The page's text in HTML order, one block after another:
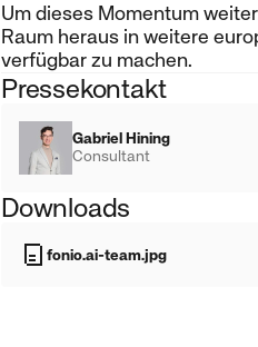
Um dieses Momentum
Raum heraus in weitere
verfügbar zu machen.
Pressekontakt
Gabriel Hining
Consultant
Downloads
fonio.ai-team.jpg